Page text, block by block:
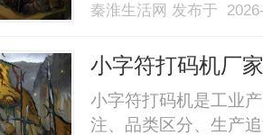
秦淮生活网 发布于
小字符打码机厂
小字符打码机是工业
注、品类区分、生产